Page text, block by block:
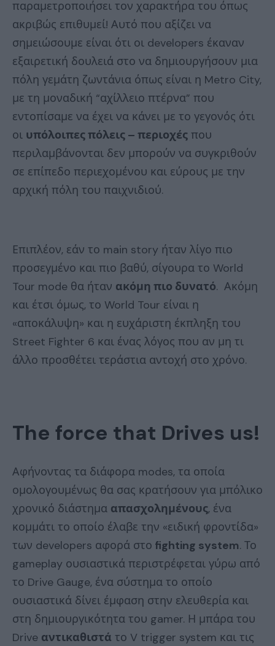
παραμετροποιήσει τον χαρακτήρα του όπως
ακριβώς επιθυμεί! Αυτό που αξίζει να
σημειώσουμε είναι ότι οι developers έκαναν
εξαιρετική δουλειά στο να δημιουργήσουν μια
πόλη γεμάτη ζωντάνια όπως είναι η Metro City,
με τη μοναδική “αχίλλειο πτέρνα” που
εντοπίσαμε να έχει να κάνει με το γεγονός ότι
οι υπόλοιπες πόλεις – περιοχές που
περιλαμβάνονται δεν μπορούν να συγκριθούν
σε επίπεδο περιεχομένου και εύρους με την
αρχική πόλη του παιχνιδιού.
Επιπλέον, εάν το main story ήταν λίγο πιο
προσεγμένο και πιο βαθύ, σίγουρα το World
Tour mode θα ήταν ακόμη πιο δυνατό. Ακόμη
και έτσι όμως, το World Tour είναι η
«αποκάλυψη» και η ευχάριστη έκπληξη του
Street Fighter 6 και ένας λόγος που αν μη τι
άλλο προσθέτει τεράστια αντοχή στο χρόνο.
The force that Drives us!
Αφήνοντας τα διάφορα modes, τα οποία
ομολογουμένως θα σας κρατήσουν για μπόλικο
χρονικό διάστημα απασχολημένους, ένα
κομμάτι το οποίο έλαβε την «ειδική φροντίδα»
των developers αφορά στο fighting system. Το
gameplay ουσιαστικά περιστρέφεται γύρω από
το Drive Gauge, ένα σύστημα το οποίο
ουσιαστικά δίνει έμφαση στην ελευθερία και
στη δημιουργικότητα του gamer. Η μπάρα του
Drive αντικαθιστά το V trigger system και τις